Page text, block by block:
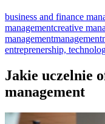
business and finance
managementcreative
managementmanagement
entreprenership,
Jakie uczelnie
management